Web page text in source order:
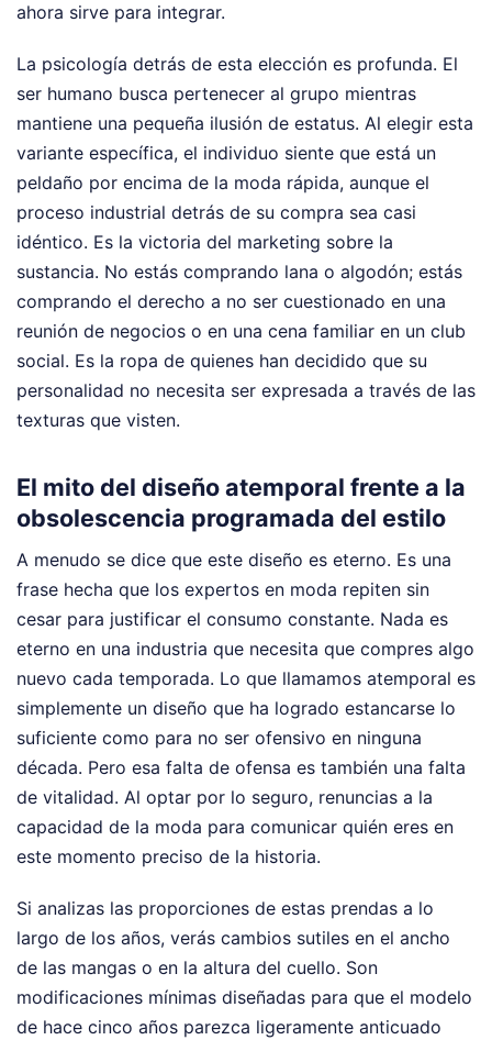
ahora sirve para integrar.
La psicología detrás de esta elección es profunda. El
ser humano busca pertenecer al grupo mientras
mantiene una pequeña ilusión de estatus. Al elegir esta
variante específica, el individuo siente que está un
peldaño por encima de la moda rápida, aunque el
proceso industrial detrás de su compra sea casi
idéntico. Es la victoria del marketing sobre la
sustancia. No estás comprando lana o algodón; estás
comprando el derecho a no ser cuestionado en una
reunión de negocios o en una cena familiar en un club
social. Es la ropa de quienes han decidido que su
personalidad no necesita ser expresada a través de las
texturas que visten.
El mito del diseño atemporal frente a la
obsolescencia programada del estilo
A menudo se dice que este diseño es eterno. Es una
frase hecha que los expertos en moda repiten sin
cesar para justificar el consumo constante. Nada es
eterno en una industria que necesita que compres algo
nuevo cada temporada. Lo que llamamos atemporal es
simplemente un diseño que ha logrado estancarse lo
suficiente como para no ser ofensivo en ninguna
década. Pero esa falta de ofensa es también una falta
de vitalidad. Al optar por lo seguro, renuncias a la
capacidad de la moda para comunicar quién eres en
este momento preciso de la historia.
Si analizas las proporciones de estas prendas a lo
largo de los años, verás cambios sutiles en el ancho
de las mangas o en la altura del cuello. Son
modificaciones mínimas diseñadas para que el modelo
de hace cinco años parezca ligeramente anticuado